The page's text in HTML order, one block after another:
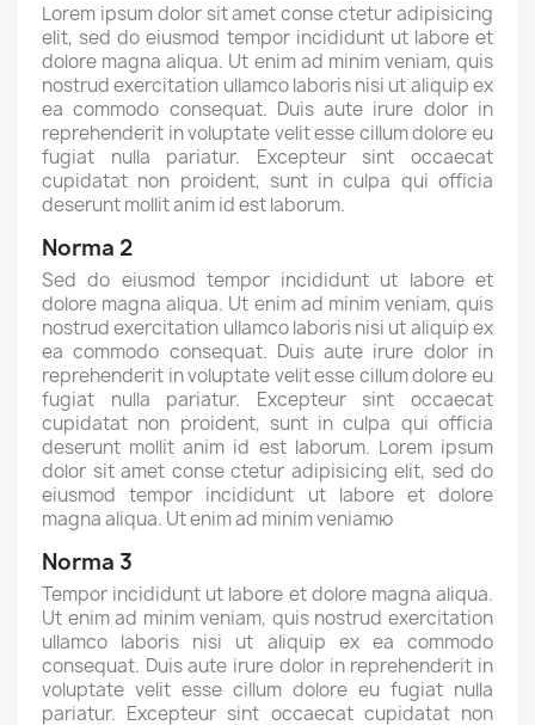
Lorem ipsum dolor sit amet conse ctetur adipisicing
elit, sed do eiusmod tempor incididunt ut labore et
dolore magna aliqua. Ut enim ad minim veniam, quis
nostrud exercitation ullamco laboris nisi ut aliquip ex
ea commodo consequat. Duis aute irure dolor in
reprehenderit in voluptate velit esse cillum dolore eu
fugiat nulla pariatur. Excepteur sint occaecat
cupidatat non proident, sunt in culpa qui officia
deserunt mollit anim id est laborum.
Norma 2
Sed do eiusmod tempor incididunt ut labore et
dolore magna aliqua. Ut enim ad minim veniam, quis
nostrud exercitation ullamco laboris nisi ut aliquip ex
ea commodo consequat. Duis aute irure dolor in
reprehenderit in voluptate velit esse cillum dolore eu
fugiat nulla pariatur. Excepteur sint occaecat
cupidatat non proident, sunt in culpa qui officia
deserunt mollit anim id est laborum. Lorem ipsum
dolor sit amet conse ctetur adipisicing elit, sed do
eiusmod tempor incididunt ut labore et dolore
magna aliqua. Ut enim ad minim veniamю
Norma 3
Tempor incididunt ut labore et dolore magna aliqua.
Ut enim ad minim veniam, quis nostrud exercitation
ullamco laboris nisi ut aliquip ex ea commodo
consequat. Duis aute irure dolor in reprehenderit in
voluptate velit esse cillum dolore eu fugiat nulla
pariatur. Excepteur sint occaecat cupidatat non